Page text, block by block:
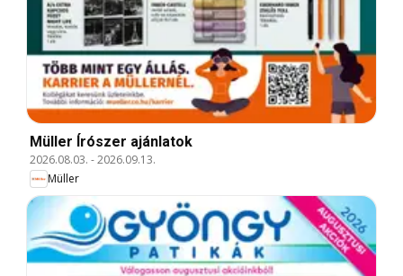
Müller Írószer ajánlatok
2026.08.03. -2026.09.13.
Müller